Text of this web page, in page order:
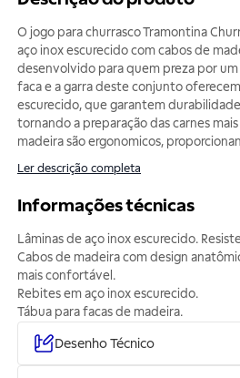
O jogo para churrasco Tramontina
aço inox escurecido com cabos de
desenvolvido para quem preza por
faca e a garra deste conjunto
escurecido, que garantem
tornando a preparação das carnes
madeira são ergonomicos,
Ler descrição completa
Informações técnicas
Lâminas de aço inox escurecido.
Cabos de madeira com design
mais confortável.
Rebites em aço inox escurecido.
Tábua para facas de madeira.
Desenho Técnico